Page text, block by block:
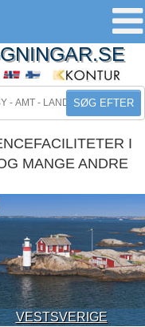
SØG EFTER
I
MANGE ANDRE
VESTSVERIGE